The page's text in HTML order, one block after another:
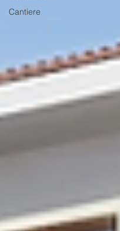
Cantiere